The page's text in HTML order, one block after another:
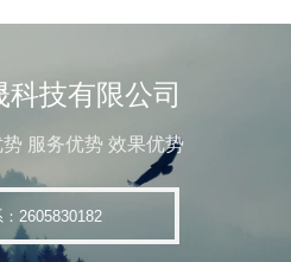
科技有限公司
服务优势 效果优势
2605830182